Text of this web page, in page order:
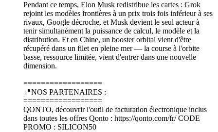
Pendant ce temps, Elon Musk redistribue les cartes : Grok
rejoint les modèles frontières à un prix trois fois inférieur à ses
rivaux, Google décroche, et Musk devient le seul acteur à
tenir simultanément la puissance de calcul, le modèle et la
distribution. Et en Chine, un booster orbital vient d'être
récupéré dans un filet en pleine mer — la course à l'orbite
basse, ressource limitée, vient d'entrer dans une nouvelle
dimension.
==================
📍NOS PARTENAIRES :
==================
QONTO, découvrir l'outil de facturation électronique inclus
dans toutes les offres Qonto : https://qonto.com/fr/ CODE
PROMO : SILICON50